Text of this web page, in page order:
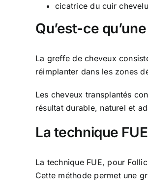
cicatrice du cuir
Qu’est-ce
La greffe de cheveux
réimplanter dans les zones
Les cheveux transplantés
résultat durable, naturel et
La technique
La technique FUE, pour
Cette méthode permet une